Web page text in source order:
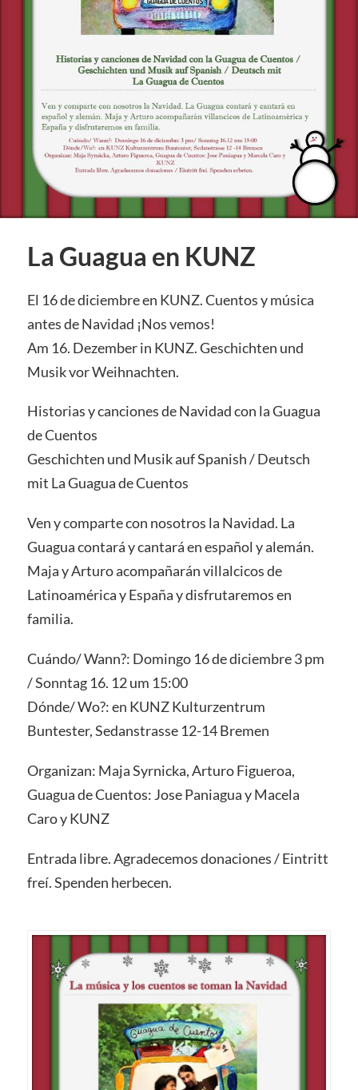
La Guagua en KUNZ
El 16 de diciembre en KUNZ. Cuentos y música
antes de Navidad ¡Nos vemos!
Am 16. Dezember in KUNZ. Geschichten und
Musik vor Weihnachten.
Historias y canciones de Navidad con la Guagua
de Cuentos
Geschichten und Musik auf Spanish / Deutsch
mit La Guagua de Cuentos
Ven y comparte con nosotros la Navidad. La
Guagua contará y cantará en español y alemán.
Maja y Arturo acompañarán villalcicos de
Latinoamérica y España y disfrutaremos en
familia.
Cuándo/ Wann?: Domingo 16 de diciembre 3 pm
/ Sonntag 16. 12 um 15:00
Dónde/ Wo?: en KUNZ Kulturzentrum
Buntester, Sedanstrasse 12-14 Bremen
Organizan: Maja Syrnicka, Arturo Figueroa,
Guagua de Cuentos: Jose Paniagua y Macela
Caro y KUNZ
Entrada libre. Agradecemos donaciones / Eintritt
freí. Spenden herbecen.